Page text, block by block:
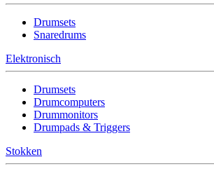
Drumsets
Snaredrums
Elektronisch
Drumsets
Drumcomputers
Drummonitors
Drumpads & Triggers
Stokken